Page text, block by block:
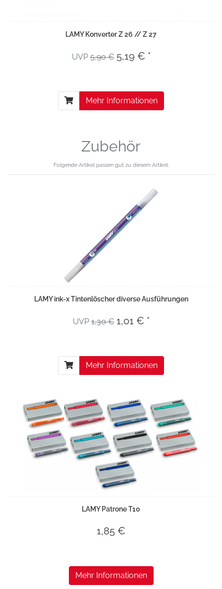
LAMY Konverter Z 26 // Z 27
UVP5,90 € 5,19 € *
Mehr Informationen
Zubehör
Folgende Artikel passen gut zu diesem Artikel.
LAMY ink-x Tintenlöscher diverse Ausführungen
UVP1,30 € 1,01 € *
Mehr Informationen
LAMY Patrone T10
1,85 €
Mehr Informationen